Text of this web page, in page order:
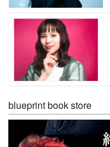
blueprint book store